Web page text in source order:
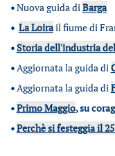
•Nuova guida diBarga
• La Loirail fiume di
•Storia dell'industria
•Aggiornata la guida di
•Aggiornata la guida di
•Primo Maggio, su
•Perchè si festeggia il